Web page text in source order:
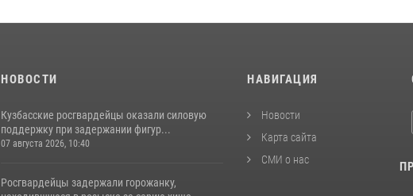
НОВОСТИ
Кузбасские росгвардейцы оказали силовую
поддержку при задержании фигур...
07 августа 2026, 10:40
Росгвардейцы задержали горожанку,
НАВИГАЦИЯ
Новости
Карта сайта
СМИ о нас